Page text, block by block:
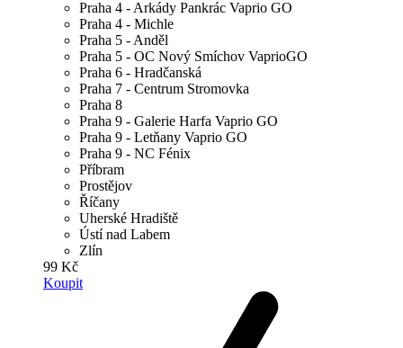
Praha 4 - Arkády Pankrác Vaprio GO
Praha 4 - Michle
Praha 5 - Anděl
Praha 5 - OC Nový Smíchov VaprioGO
Praha 6 - Hradčanská
Praha 7 - Centrum Stromovka
Praha 8
Praha 9 - Galerie Harfa Vaprio GO
Praha 9 - Letňany Vaprio GO
Praha 9 - NC Fénix
Příbram
Prostějov
Říčany
Uherské Hradiště
Ústí nad Labem
Zlín
99 Kč
Koupit